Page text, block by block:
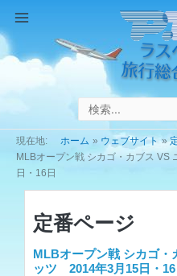
テ
ン
キ
Menu
ホーム ウェブサイト
MLBオープン戦 シカゴ・カブス
日・16日
定番ページ
MLBオープン戦 シカゴ・
ッツ 2014年3月15日・16